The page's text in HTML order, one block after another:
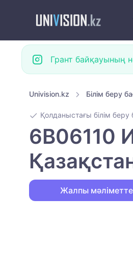
Грант байқауының
Univision.kz Білім беру
Қолданыстағы білім
6B06110
Жалпы